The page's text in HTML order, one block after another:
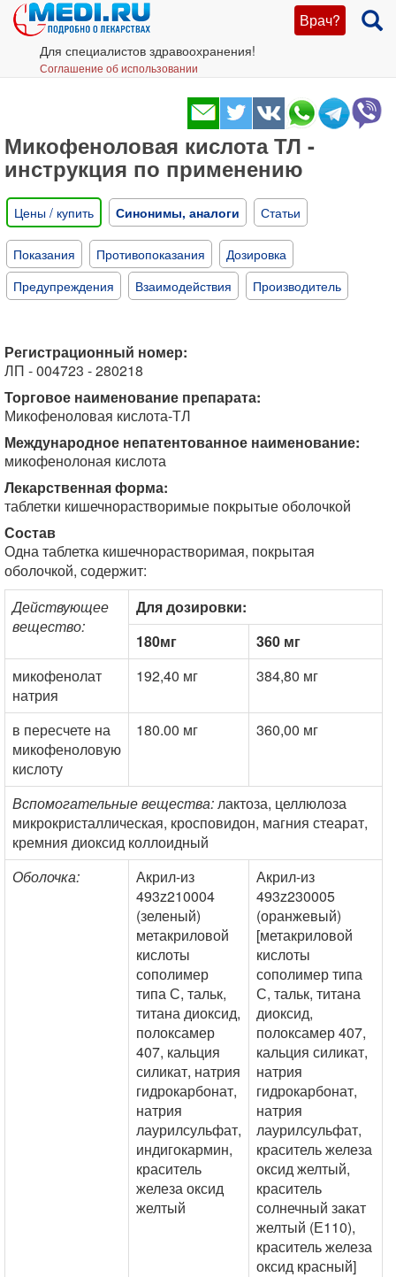
Врач?
Для специалистов здравоохранения!
Соглашение об использовании
Микофеноловая кислота ТЛ -
инструкция по применению
Цены / купить Синонимы, аналоги Статьи
Показания Противопоказания
Дозировка
Предупреждения
Взаимодействия Производитель
Регистрационный номер:
ЛП - 004723 - 280218
Торговое наименование препарата:
Микофеноловая кислота-ТЛ
Международное непатентованное наименование:
микофенолоная кислота
Лекарственная форма:
таблетки кишечнорастворимые покрытые оболочкой
Состав
Одна таблетка кишечнорастворимая, покрытая
оболочкой, содержит:
Действующее
вещество:
Для дозировки:
180мг
360 мг
микофенолат
натрия
192,40 мг 384,80 мг
в пересчете на
микофеноловую
кислоту
180.00 мг 360,00 мг
Вспомогательные вещества:лактоза, целлюлоза
микрокристаллическая, кросповидон, магния стеарат,
кремния диоксид коллоидный
Оболочка:
Акрил-из
493z210004
(зеленый)
метакриловой
кислоты
сополимер
типа С, тальк,
титана диоксид,
полоксамер
407, кальция
силикат, натрия
гидрокарбонат,
натрия
лаурилсульфат,
индигокармин,
краситель
железа оксид
желтый
Акрил-из
493z230005
(оранжевый)
[метакриловой
кислоты
сополимер типа
С, тальк, титана
диоксид,
полоксамер 407,
кальция силикат,
натрия
гидрокарбонат,
натрия
лаурилсульфат,
краситель железа
оксид желтый,
краситель
солнечный закат
желтый (Е110),
краситель железа
оксид красный]